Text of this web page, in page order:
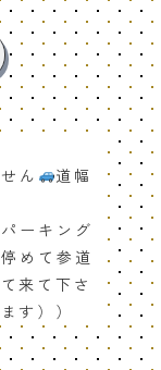
ん
道幅
ーキング
めて参道
来て下さ
す））